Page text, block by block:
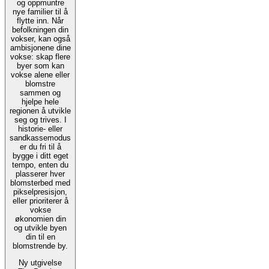
og oppmuntre
nye familier til å
flytte inn. Når
befolkningen din
vokser, kan også
ambisjonene dine
vokse: skap flere
byer som kan
vokse alene eller
blomstre
sammen og
hjelpe hele
regionen å utvikle
seg og trives. I
historie- eller
sandkassemodus
er du fri til å
bygge i ditt eget
tempo, enten du
plasserer hver
blomsterbed med
pikselpresisjon,
eller prioriterer å
vokse
økonomien din
og utvikle byen
din til en
blomstrende by.
Ny utgivelse